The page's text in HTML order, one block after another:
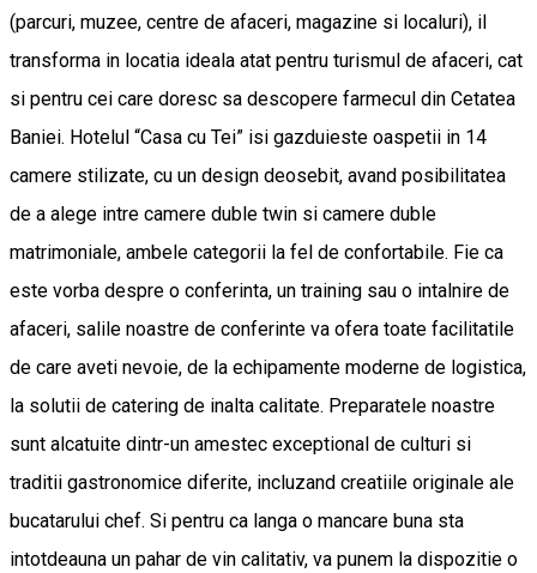
(parcuri, muzee, centre de afaceri, magazine si localuri), il
transforma in locatia ideala atat pentru turismul de afaceri, cat
si pentru cei care doresc sa descopere farmecul din Cetatea
Baniei. Hotelul “Casa cu Tei” isi gazduieste oaspetii in 14
camere stilizate, cu un design deosebit, avand posibilitatea
de a alege intre camere duble twin si camere duble
matrimoniale, ambele categorii la fel de confortabile. Fie ca
este vorba despre o conferinta, un training sau o intalnire de
afaceri, salile noastre de conferinte va ofera toate facilitatile
de care aveti nevoie, de la echipamente moderne de logistica,
la solutii de catering de inalta calitate. Preparatele noastre
sunt alcatuite dintr-un amestec exceptional de culturi si
traditii gastronomice diferite, incluzand creatiile originale ale
bucatarului chef. Si pentru ca langa o mancare buna sta
intotdeauna un pahar de vin calitativ, va punem la dispozitie o